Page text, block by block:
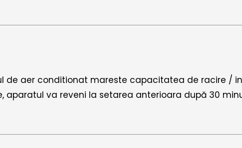
de aer conditionat mareste capacitatea de racire /
aparatul va reveni la setarea anterioara după 30